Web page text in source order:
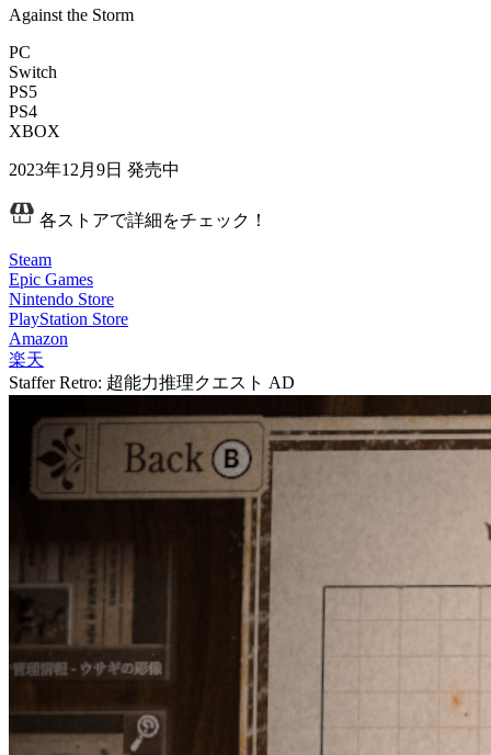
Against the Storm
PC
Switch
PS5
PS4
XBOX
2023年12月9日 発売中
各ストアで詳細をチェック！
Steam
Epic Games
Nintendo Store
PlayStation Store
Amazon
楽天
Staffer Retro: 超能力推理クエスト AD